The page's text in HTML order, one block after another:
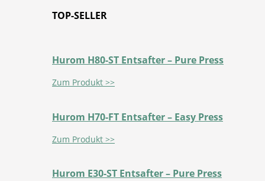
TOP-SELLER
Hurom H80-ST Entsafter – Pure Press
Zum Produkt >>
Hurom H70-FT Entsafter – Easy Press
Zum Produkt >>
Hurom E30-ST Entsafter – Pure Press